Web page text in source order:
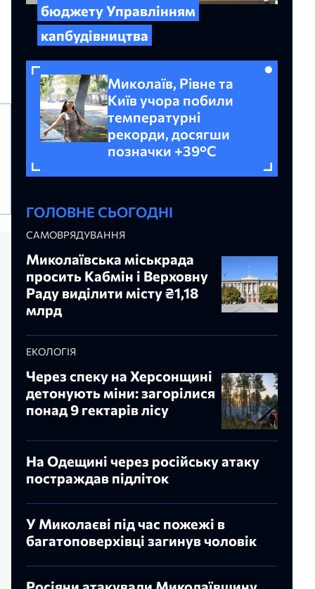
бюджету Управлінням
капбудівництва
Миколаїв, Рівне та
Київ учора побили
температурні
рекорди, досягши
позначки +39°C
ГОЛОВНЕ СЬОГОДНІ
САМОВРЯДУВАННЯ
Миколаївська міськрада
просить Кабмін і Верховну
Раду виділити місту ₴1,18
млрд
ЕКОЛОГІЯ
Через спеку на Херсонщині
детонують міни: загорілися
понад 9 гектарів лісу
На Одещині через російську атаку
постраждав підліток
У Миколаєві під час пожежі в
багатоповерхівці загинув чоловік